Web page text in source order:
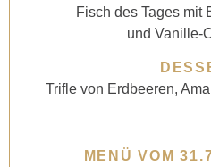
Fisch des Tages mit
und Vanille-
Trifle von Erdbeeren,
MENÜ VOM